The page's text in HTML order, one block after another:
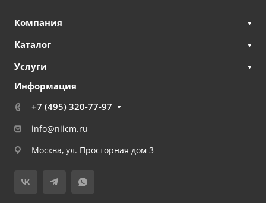
Компания
Каталог
Услуги
Информация
+7 (495) 320-77-97
info@niicm.ru
Москва, ул. Просторная дом 3